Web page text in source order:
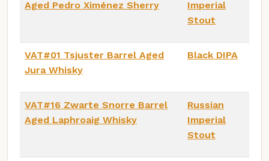
Aged Pedro Ximénez Sherry
Imperial
Stout
VAT#01 Tsjuster Barrel Aged
Jura Whisky
Black DIPA
VAT#16 Zwarte Snorre Barrel
Aged Laphroaig Whisky
Russian
Imperial
Stout